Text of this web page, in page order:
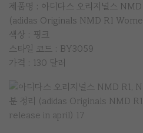
제품명 : 아디다스 오리지널스
(adidas Originals NMD R1
색상 : 핑크
스타일 코드 : BY3059
가격 : 130 달러